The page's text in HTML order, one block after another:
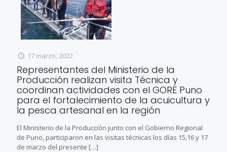
17 marzo, 2022
Representantes del Ministerio de la
Producción realizan visita Técnica y
coordinan actividades con el GORE Puno
para el fortalecimiento de la acuicultura y
la pesca artesanal en la región
El Ministerio de la Producción junto con el Gobierno Regional
de Puno, participaron en las visitas técnicas los días 15,16 y 17
de marzo del presente […]